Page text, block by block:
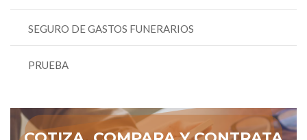
SEGURO DE GASTOS FUNERARIOS
PRUEBA